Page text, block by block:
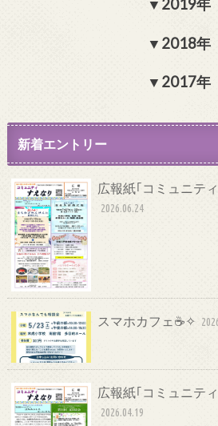
2019年
2018年
2017年
新着エントリー
広報紙｢コミュニテ
2026.06.24
スマホカフェ☕✧
広報紙｢コミュニテ
2026.04.19